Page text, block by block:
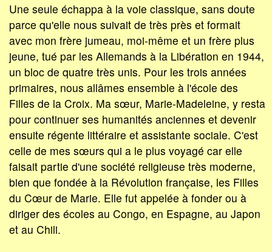
Une seule échappa à la voie classique, sans doute
parce qu'elle nous suivait de très près et formait
avec mon frère jumeau, moi-même et un frère plus
jeune, tué par les Allemands à la Libération en 1944,
un bloc de quatre très unis. Pour les trois années
primaires, nous allâmes ensemble à l'école des
Filles de la Croix. Ma sœur, Marie-Madeleine, y resta
pour continuer ses humanités anciennes et devenir
ensuite régente littéraire et assistante sociale. C'est
celle de mes sœurs qui a le plus voyagé car elle
faisait partie d'une société religieuse très moderne,
bien que fondée à la Révolution française, les Filles
du Cœur de Marie. Elle fut appelée à fonder ou à
diriger des écoles au Congo, en Espagne, au Japon
et au Chili.